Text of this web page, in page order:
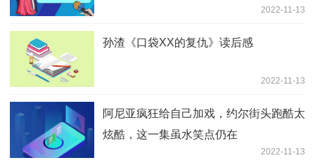
2022-11-13
孙渣《口袋XX的复仇》读后感
2022-11-13
阿尼亚疯狂给自己加戏，约尔街头跑酷太
炫酷，这一集虽水笑点仍在
2022-11-13